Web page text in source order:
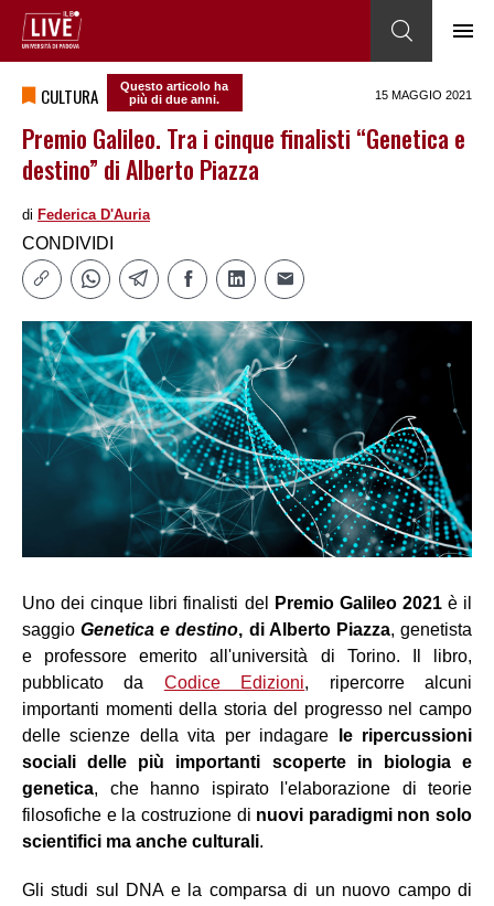
CULTURA
Questo articolo ha
più di due anni.
15 MAGGIO 2021
Premio Galileo. Tra i cinque finalisti “Genetica e
destino” di Alberto Piazza
di Federica DʹAuria
CONDIVIDI
Uno dei cinque libri finalisti del Premio Galileo 2021è il
saggioGenetica e destino, di Alberto Piazza, genetista
e professore emerito all'università di Torino. Il libro,
pubblicato da Codice Edizioni, ripercorre alcuni
importanti momenti della storia del progresso nel campo
delle scienze della vita per indagare le ripercussioni
sociali delle più importanti scoperte in biologia e
genetica, che hanno ispirato l'elaborazione di teorie
filosofiche e la costruzione di nuovi paradigmi non solo
scientifici ma anche culturali.
Gli studi sul DNA e la comparsa di un nuovo campo di